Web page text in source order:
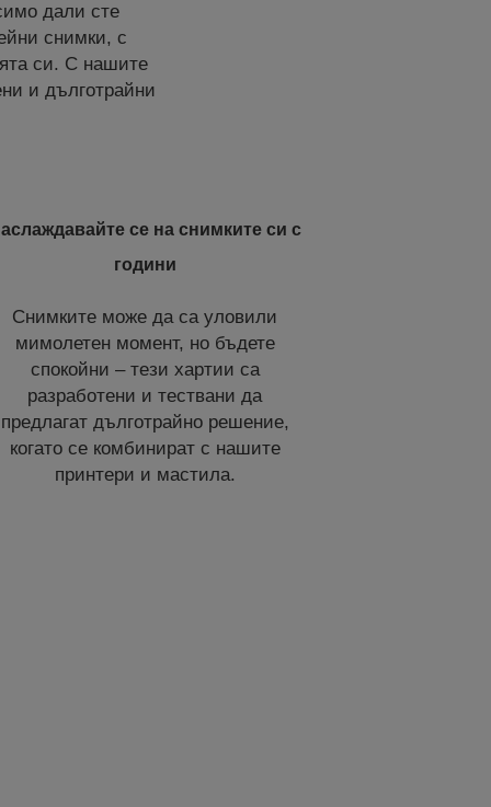
дали сте
снимки, с
си. С нашите
и дълготрайни
се на снимките си с
години
Снимките може да са уловили
мимолетен момент, но бъдете
спокойни – тези хартии са
разработени и тествани да
предлагат дълготрайно решение,
когато се комбинират с нашите
принтери и мастила.